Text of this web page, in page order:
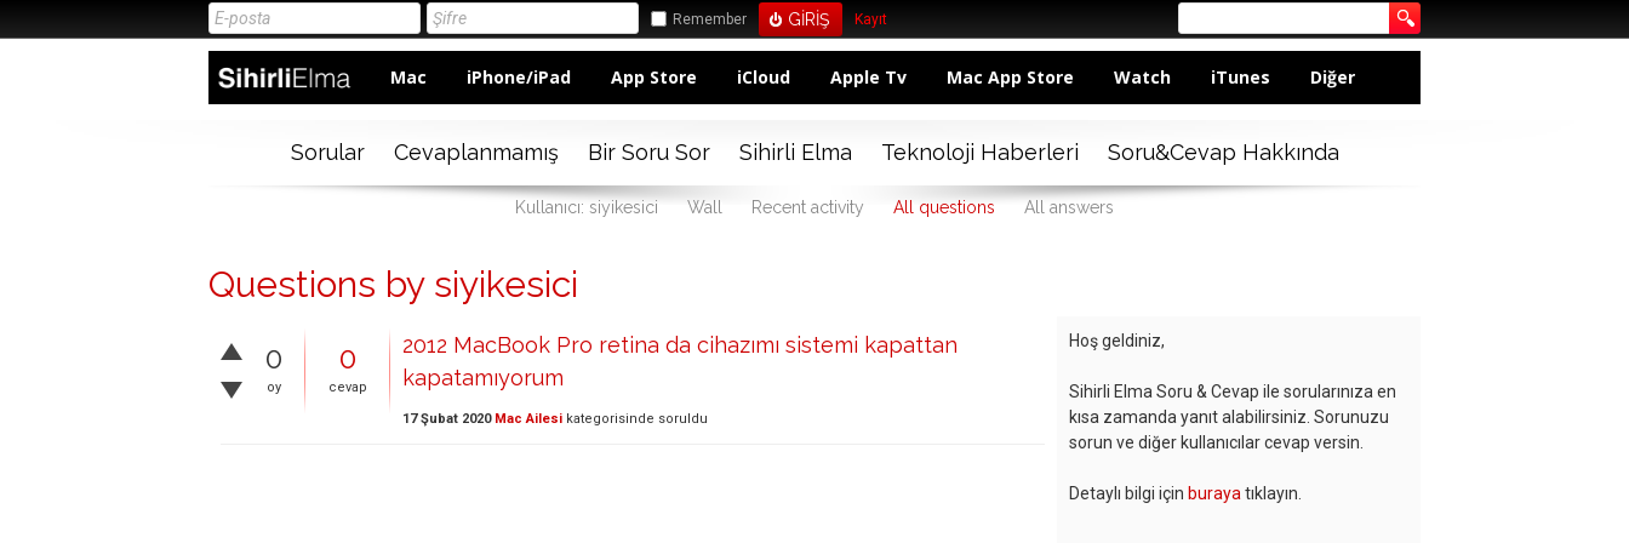
Remember Kayıt
Mac iPhone/iPad App Store iCloud Apple Tv Mac App Store Watch iTunes Diğer
Sorular Cevaplanmamış Bir Soru Sor Sihirli Elma Teknoloji Haberleri Soru&Cevap Hakkında
Kullanıcı: siyikesici Wall Recent activity All questions All answers
Questions by siyikesici
0
oy
0
cevap
2012 MacBook Pro retina da cihazımı sistemi kapattan
kapatamıyorum
17 Şubat 2020 Mac Ailesi kategorisinde soruldu
Hoş geldiniz,
Sihirli Elma Soru & Cevap ile sorularınıza en
kısa zamanda yanıt alabilirsiniz. Sorunuzu
sorun ve diğer kullanıcılar cevap versin.
Detaylı bilgi için buraya tıklayın.